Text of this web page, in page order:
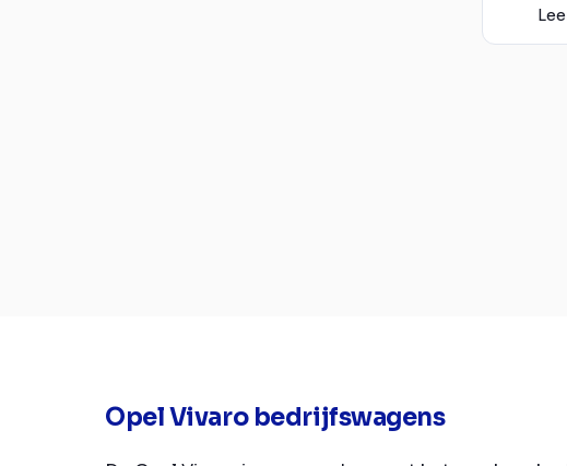
Opel Vivaro bedrijfswagens